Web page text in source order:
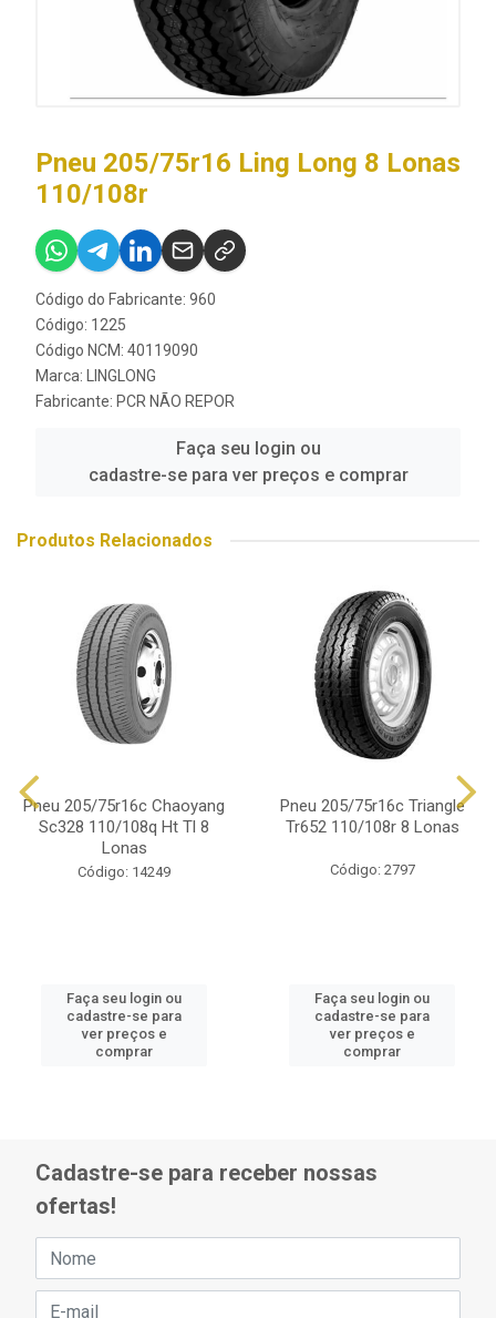
Pneu 205/75r16 Ling Long 8 Lonas
110/108r
Código do Fabricante: 960
Código: 1225
Código NCM: 40119090
Marca:
LINGLONG
Fabricante: PCR NÃO REPOR
Faça seu login ou
cadastre-se para ver preços e comprar
Produtos Relacionados
Pneu 205/75r16c Chaoyang
Sc328 110/108q Ht Tl 8
Lonas
Código: 14249
Faça seu login ou
cadastre-se para
ver preços e
comprar
Pneu 205/75r16c Triangle
Tr652 110/108r 8 Lonas
Código: 2797
Faça seu login ou
cadastre-se para
ver preços e
comprar
Cadastre-se para receber nossas
ofertas!